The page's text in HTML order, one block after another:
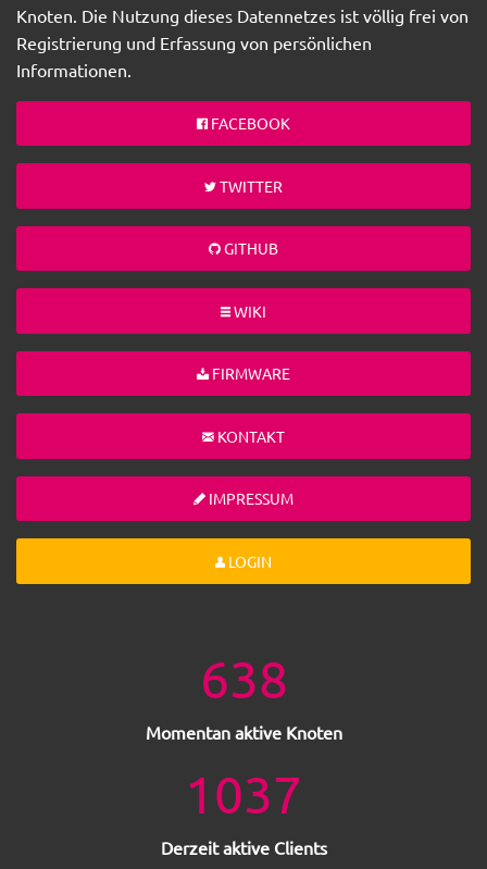
Knoten. Die Nutzung dieses Datennetzes ist völlig frei von
Registrierung und Erfassung von persönlichen
Informationen.
FACEBOOK
TWITTER
GITHUB
WIKI
FIRMWARE
KONTAKT
IMPRESSUM
LOGIN
638
Momentan aktive Knoten
1037
Derzeit aktive Clients